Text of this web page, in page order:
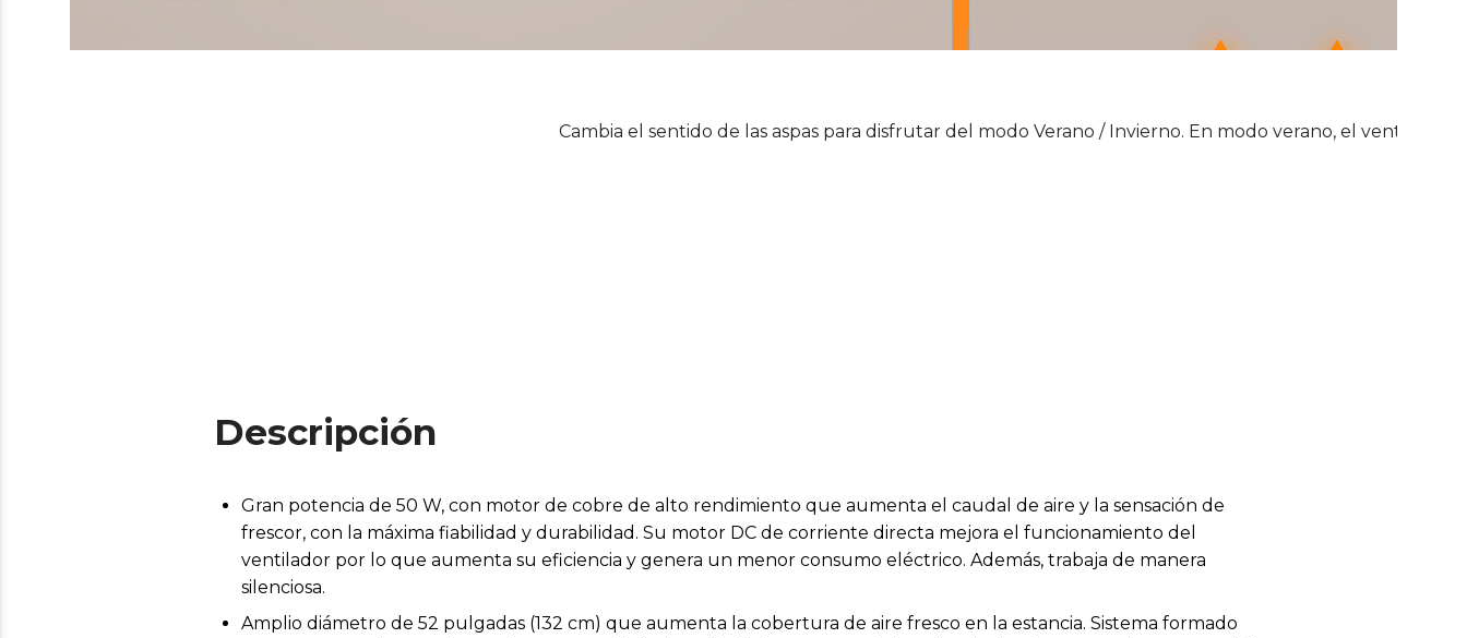
Cambia el sentido de las aspas para disfrutar del modo Verano / Invierno. En modo verano, el
Descripción
Gran potencia de 50 W, con motor de cobre de alto rendimiento que aumenta el caudal de aire y la sensación de
frescor, con la máxima fiabilidad y durabilidad. Su motor DC de corriente directa mejora el funcionamiento del
ventilador por lo que aumenta su eficiencia y genera un menor consumo eléctrico. Además, trabaja de manera
silenciosa.
Amplio diámetro de 52 pulgadas (132 cm) que aumenta la cobertura de aire fresco en la estancia. Sistema formado